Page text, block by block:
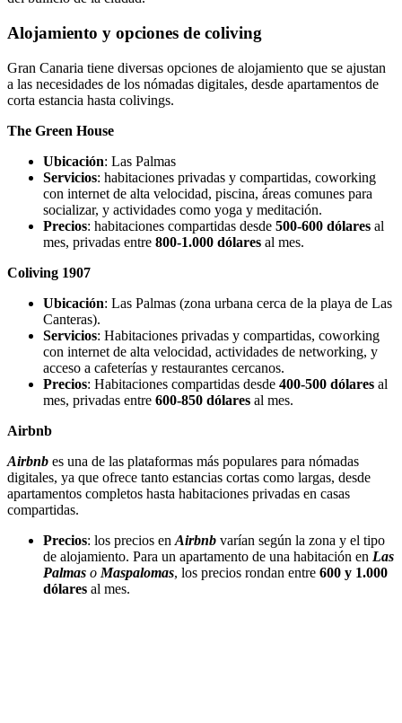
Alojamiento y opciones de coliving
Gran Canaria tiene diversas opciones de alojamiento que se ajustan
a las necesidades de los nómadas digitales, desde apartamentos de
corta estancia hasta colivings.
The Green House
Ubicación: Las Palmas
Servicios: habitaciones privadas y compartidas, coworking
con internet de alta velocidad, piscina, áreas comunes para
socializar, y actividades como yoga y meditación.
Precios: habitaciones compartidas desde 500-600 dólares al
mes, privadas entre 800-1.000 dólares al mes.
Coliving 1907
Ubicación: Las Palmas (zona urbana cerca de la playa de Las
Canteras).
Servicios: Habitaciones privadas y compartidas, coworking
con internet de alta velocidad, actividades de networking, y
acceso a cafeterías y restaurantes cercanos.
Precios: Habitaciones compartidas desde 400-500 dólares al
mes, privadas entre 600-850 dólares al mes.
Airbnb
Airbnb es una de las plataformas más populares para nómadas
digitales, ya que ofrece tanto estancias cortas como largas, desde
apartamentos completos hasta habitaciones privadas en casas
compartidas.
Precios: los precios en Airbnb varían según la zona y el tipo
de alojamiento. Para un apartamento de una habitación en Las
Palmas o Maspalomas, los precios rondan entre 600 y 1.000
dólares al mes.